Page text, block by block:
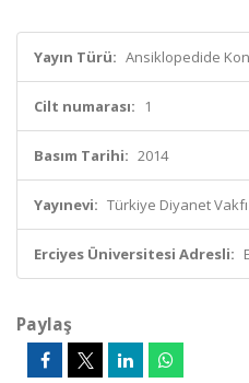
Yayın Türü: Ansiklopedide
Cilt numarası: 1
Basım Tarihi: 2014
Yayınevi: Türkiye Diyanet Vakfı
Erciyes Üniversitesi Adresli:
Paylaş